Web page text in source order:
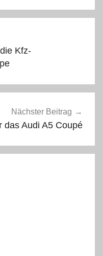
Kfz-
Nächster Beitrag
das Audi A5 Coupé